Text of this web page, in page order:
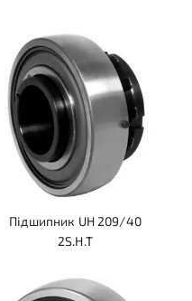
Підшипник UH 209/40
2S.H.T